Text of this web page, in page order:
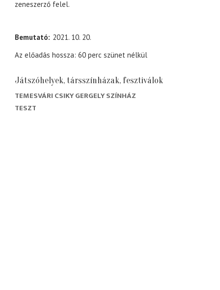
zeneszerző felel.
Bemutató 2021. 10. 20.
Az előadás hossza: 60 perc szünet nélkül
Játszóhelyek, társszínházak, fesztiválok
TEMESVÁRI CSIKY GERGELY SZÍNHÁZ
TESZT